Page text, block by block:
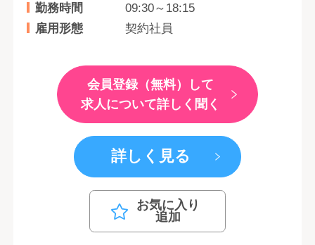
勤務時間
09:30～18:15
雇用形態
契約社員
会員登録（無料）して
求人について詳しく聞く
詳しく見る
お気に入り
追加